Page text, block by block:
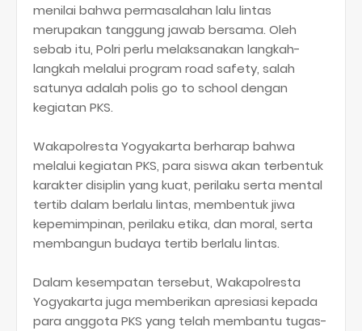
menilai bahwa permasalahan lalu lintas
merupakan tanggung jawab bersama. Oleh
sebab itu, Polri perlu melaksanakan langkah-
langkah melalui program road safety, salah
satunya adalah polis go to school dengan
kegiatan PKS.
Wakapolresta Yogyakarta berharap bahwa
melalui kegiatan PKS, para siswa akan terbentuk
karakter disiplin yang kuat, perilaku serta mental
tertib dalam berlalu lintas, membentuk jiwa
kepemimpinan, perilaku etika, dan moral, serta
membangun budaya tertib berlalu lintas.
Dalam kesempatan tersebut, Wakapolresta
Yogyakarta juga memberikan apresiasi kepada
para anggota PKS yang telah membantu tugas-